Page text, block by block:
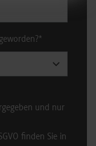
*
und nur
finden Sie in